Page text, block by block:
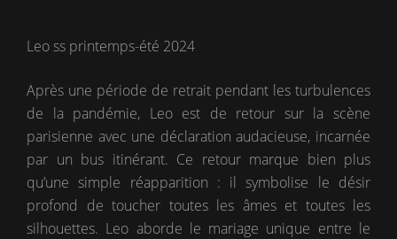
Leo ss printemps-été 2024
Après une période de retrait pendant les turbulences
de la pandémie, Leo est de retour sur la scène
parisienne avec une déclaration audacieuse, incarnée
par un bus itinérant. Ce retour marque bien plus
qu’une simple réapparition : il symbolise le désir
profond de toucher toutes les âmes et toutes les
silhouettes. Leo aborde le mariage unique entre le